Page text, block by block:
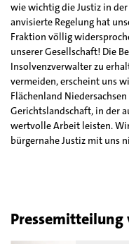
wie wichtig die Justiz in
anvisierte Regelung hat
Fraktion völlig
unserer Gesellschaft! Die
Insolvenzverwalter zu
vermeiden, erscheint uns
Flächenland
Gerichtslandschaft, in der
wertvolle Arbeit leisten.
bürgernahe Justiz mit uns
Pressemitteilung